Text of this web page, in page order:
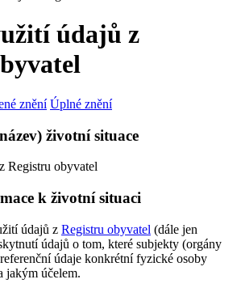
údajů z
znění Úplné znění
životní situace
Registru obyvatel
k životní situaci
údajů z Registru obyvatel (dále jen
údajů o tom, které subjekty (orgány
údaje konkrétní fyzické osoby
jakým účelem.